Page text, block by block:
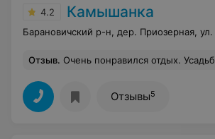
4.2 Камышанка
Барановичский р-н, дер. Приозерная,
Отзыв. Очень понравился отдых. Усадьба очень красивая вся в зелени.
Отзывы5